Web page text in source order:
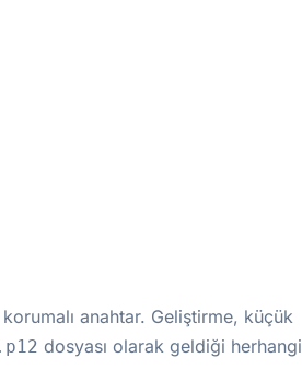
anahtar. Geliştirme, küçük
dosyası olarak geldiği herhangi